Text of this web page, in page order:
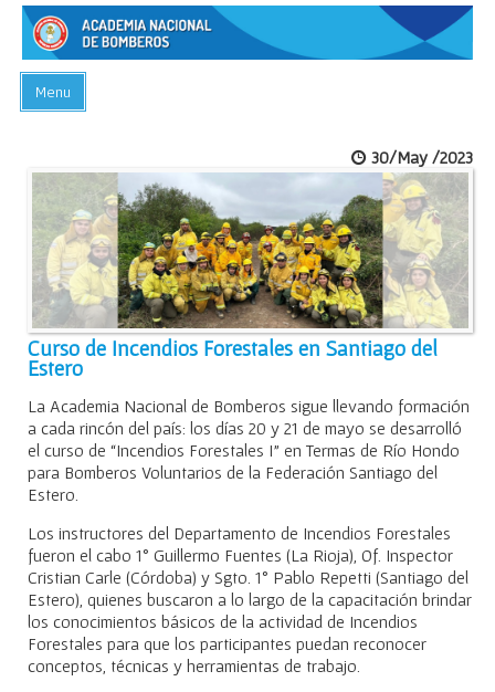
Menu
ACADEMIA
PREGUNTAS FRECUENTES
BIBLIOTECA
EVENTOS
CONTACTO
30/May /2023
Curso de Incendios Forestales en Santiago del
Estero
La Academia Nacional de Bomberos sigue llevando formación
a cada rincón del país: los días 20 y 21 de mayo se desarrolló
el curso de “Incendios Forestales I” en Termas de Río Hondo
para Bomberos Voluntarios de la Federación Santiago del
Estero.
Los instructores del Departamento de Incendios Forestales
fueron el cabo 1° Guillermo Fuentes (La Rioja), Of. Inspector
Cristian Carle (Córdoba) y Sgto. 1° Pablo Repetti (Santiago del
Estero), quienes buscaron a lo largo de la capacitación brindar
los conocimientos básicos de la actividad de Incendios
Forestales para que los participantes puedan reconocer
conceptos, técnicas y herramientas de trabajo.